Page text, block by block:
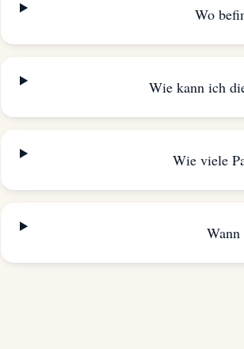
Wo
Wie kann ich
Wie viele
Wann